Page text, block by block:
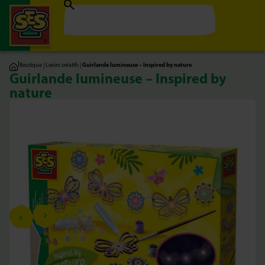
|Boutique | Loisirs créatifs |Guirlande lumineuse – Inspired by nature
Guirlande lumineuse – Inspired by
nature